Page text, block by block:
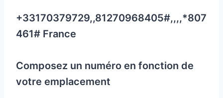
+33170379729,,81270968405#,,,,*807
461# France
Composez un numéro en fonction de
votre emplacement